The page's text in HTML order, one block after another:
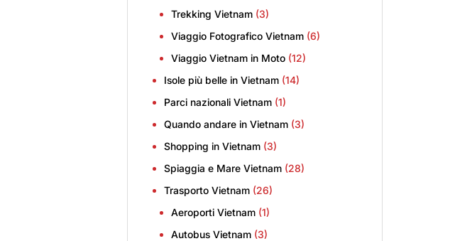
Trekking Vietnam (3)
Viaggio Fotografico Vietnam (6)
Viaggio Vietnam in Moto (12)
Isole più belle in Vietnam (14)
Parci nazionali Vietnam (1)
Quando andare in Vietnam (3)
Shopping in Vietnam (3)
Spiaggia e Mare Vietnam (28)
Trasporto Vietnam (26)
Aeroporti Vietnam (1)
Autobus Vietnam (3)